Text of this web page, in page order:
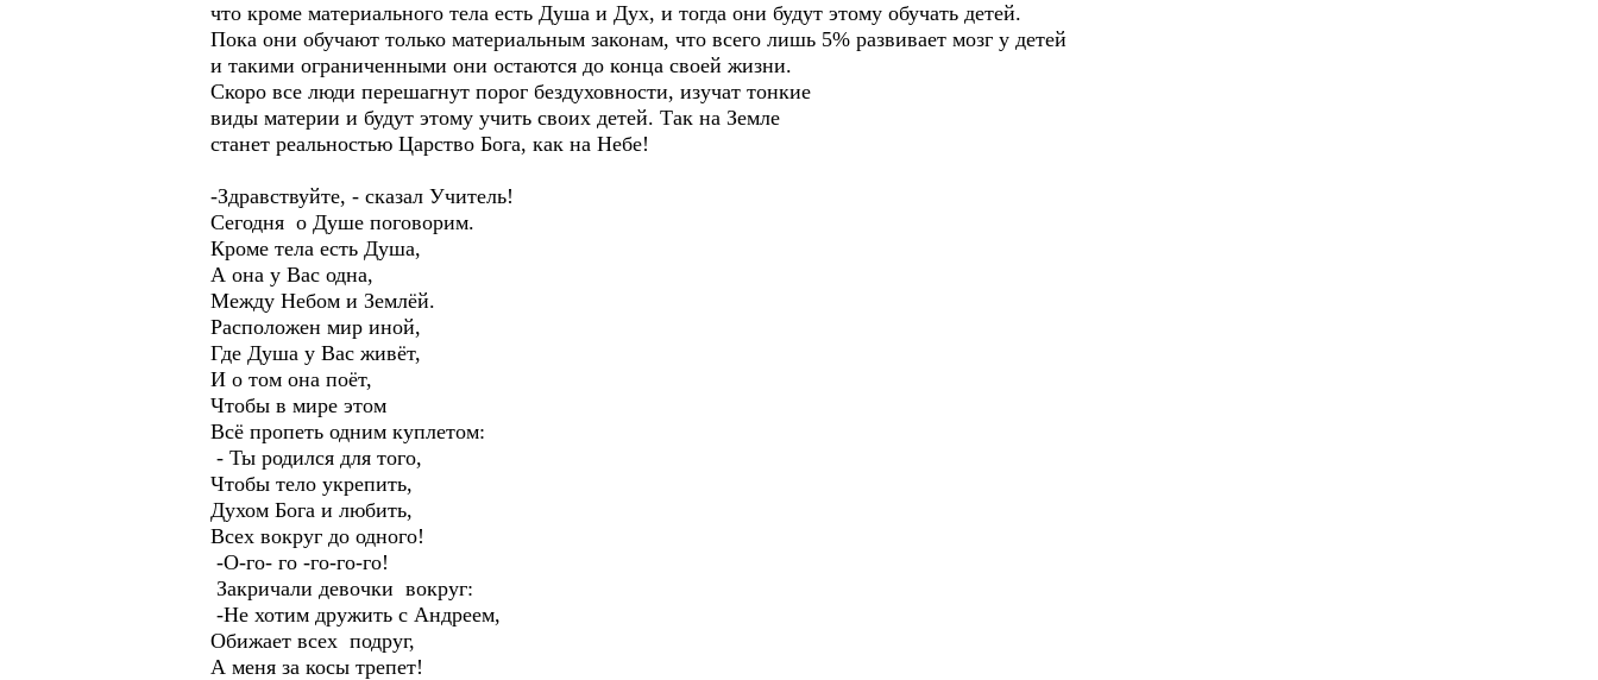
что кроме материального тела есть Душа и Дух, и тогда они будут этому обучать детей.
Пока они обучают только материальным законам, что всего лишь 5% развивает мозг у детей
и такими ограниченными они остаются до конца своей жизни.
Скоро все люди перешагнут порог бездуховности, изучат тонкие
виды материи и будут этому учить своих детей. Так на Земле
станет реальностью Царство Бога, как на Небе!
-Здравствуйте, - сказал Учитель!
Сегодня о Душе поговорим.
Кроме тела есть Душа,
А она у Вас одна,
Между Небом и Землёй.
Расположен мир иной,
Где Душа у Вас живёт,
И о том она поёт,
Чтобы в мире этом
Всё пропеть одним куплетом:
- Ты родился для того,
Чтобы тело укрепить,
Духом Бога и любить,
Всех вокруг до одного!
-О-го- го -го-го-го!
Закричали девочки вокруг:
-Не хотим дружить с Андреем,
Обижает всех подруг,
А меня за косы трепет!